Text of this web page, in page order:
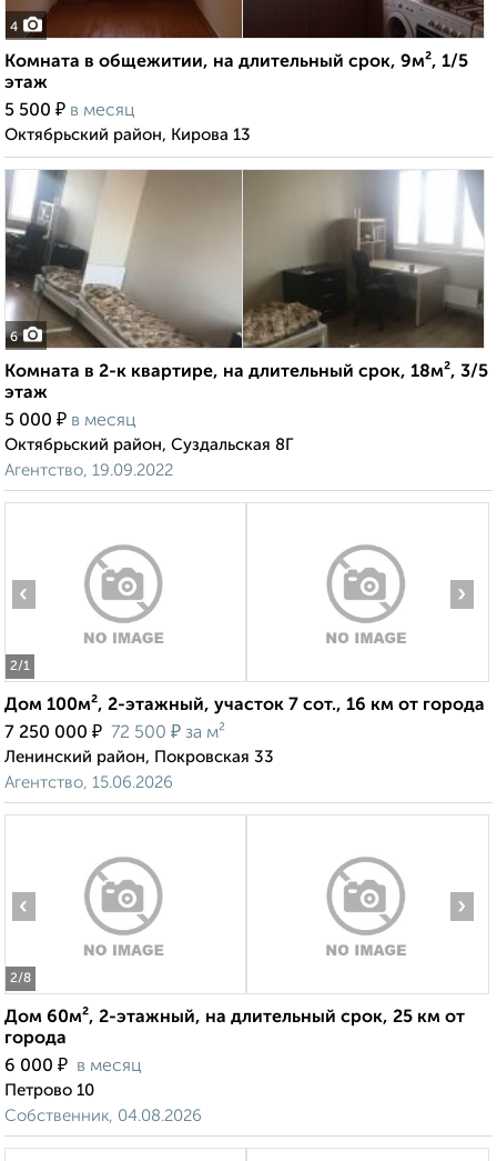
4
Комната в общежитии, на длительный срок, 9м², 1/5
этаж
5 500 ₽ в месяц
Октябрьский район, Кирова 13
6
Комната в 2-к квартире, на длительный срок, 18м², 3/5
этаж
5 000 ₽ в месяц
Октябрьский район, Суздальская 8Г
Агентство, 19.09.2022
2/1
‹ ›
Дом 100м², 2-этажный, участок 7 сот., 16 км от города
7 250 000 ₽ 72 500 ₽ за м²
Ленинский район, Покровская 33
Агентство, 15.06.2026
2/8
‹ ›
Дом 60м², 2-этажный, на длительный срок, 25 км от
города
6 000 ₽ в месяц
Петрово 10
Собственник, 04.08.2026